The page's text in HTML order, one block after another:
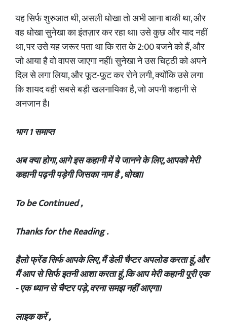
यह सिर्फ शुरुआत थी, असली धोखा तो अभी आना बाकी था, और
वह धोखा सुनेखा का इंतज़ार कर रहा था। उसे कुछ और याद नहीं
था, पर उसे यह जरूर पता था कि रात के 2:00 बजने को हैं, और
जो आया है वो वापस जाएगा नहीं। सुनेखा ने उस चिट्ठी को अपने
दिल से लगा लिया, और फूट-फूट कर रोने लगी, क्योंकि उसे लगा
कि शायद वही सबसे बड़ी खलनायिका है, जो अपनी कहानी से
अनजान है।
भाग 1 समाप्त
अब क्या होगा, आगे इस कहानी में ये जानने के लिए, आपको मेरी
कहानी पढ़नी पड़ेगी जिसका नाम है , धोखा।
‎To be Continued ,
‎Thanks for the Reading .
‎हैलो फ्रेंड सिर्फ आपके लिए, मैं डेली चैप्टर अपलोड करता हूं, और
मैं आप से सिर्फ इतनी आशा करता हूं, कि आप मेरी कहानी पूरी एक
- एक ध्यान से चैप्टर पड़े, वरना समझ नहीं आएगा।
‎लाइक करें ,